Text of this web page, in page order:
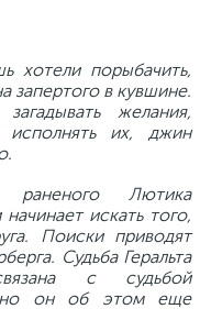
порыбачить,
запертого в кувшине.
желания,
их, джин
раненого Лютика
искать того,
Поиски приводят
Судьба Геральта
с судьбой
но он об этом еще